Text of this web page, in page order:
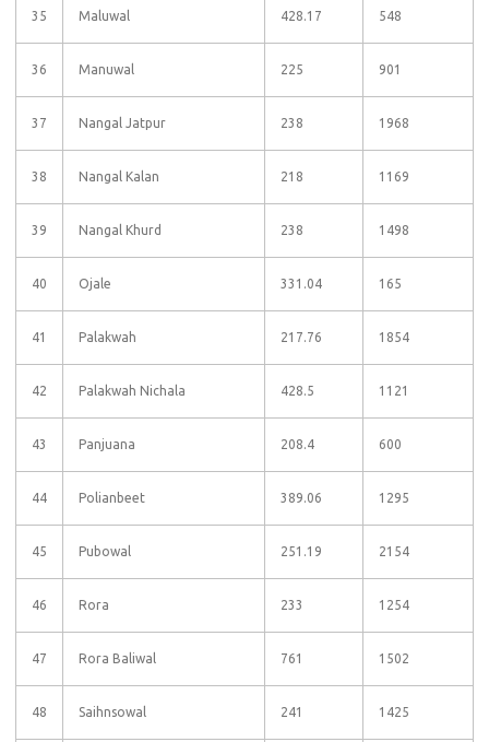
35 Maluwal 428.17 548
36 Manuwal 225 901
37 Nangal Jatpur 238 1968
38 Nangal Kalan 218 1169
39 Nangal Khurd 238 1498
40 Ojale 331.04 165
41 Palakwah 217.76 1854
42 Palakwah Nichala 428.5 1121
43 Panjuana 208.4 600
44 Polianbeet 389.06 1295
45 Pubowal 251.19 2154
46 Rora 233 1254
47 Rora Baliwal 761 1502
48 Saihnsowal 241 1425